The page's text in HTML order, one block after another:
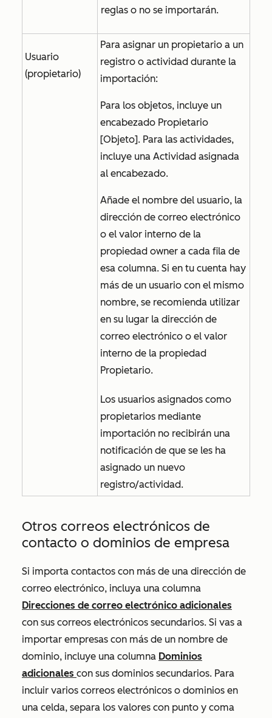
reglas o no se importarán.
Usuario
(propietario)
Para asignar un propietario a un
registro o actividad durante la
importación:
Para los objetos, incluye un
encabezado Propietario
[Objeto]. Para las actividades,
incluye una Actividad asignada
al encabezado.
Añade el nombre del usuario, la
dirección de correo electrónico
o el valor interno de la
propiedad owner a cada fila de
esa columna. Si en tu cuenta hay
más de un usuario con el mismo
nombre, se recomienda utilizar
en su lugar la dirección de
correo electrónico o el valor
interno de la propiedad
Propietario.
Los usuarios asignados como
propietarios mediante
importación no recibirán una
notificación de que se les ha
asignado un nuevo
registro/actividad.
Otros correos electrónicos de
contacto o dominios de empresa
Si importa contactos con más de una dirección de
correo electrónico, incluya una columna
Direcciones de correo electrónico adicionales
con sus correos electrónicos secundarios. Si vas a
importar empresas con más de un nombre de
dominio, incluye una columna Dominios
adicionales con sus dominios secundarios. Para
incluir varios correos electrónicos o dominios en
una celda, separa los valores con punto y coma